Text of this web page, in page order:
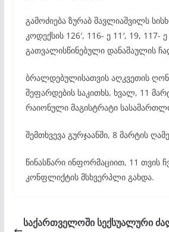
გამოძიება ზურაბ შავლიაშვილს
კოდექსის 126′, 116- ე 11′, 19, 117-
გათვალისწინებული დანაშაულის
ბრალდებულისათვის აღკვეთის
შეფარდების საკითხს, ხვალ, 11
რაიონული მაგისტრატი
შემთხვევა გურჯაანში, 8 მარტის
წინასწარი ინფორმაციით, 11 თვის
კონფლიქტის მსხვერპლი გახდა.
საქართველოში სექსუალური